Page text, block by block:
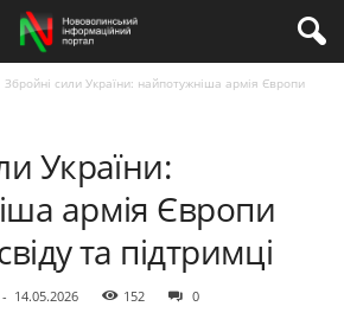
Збройні сили України: найпотужніша армія Європи
України:
армія Європи
та підтримці
- 14.05.2026 152 0